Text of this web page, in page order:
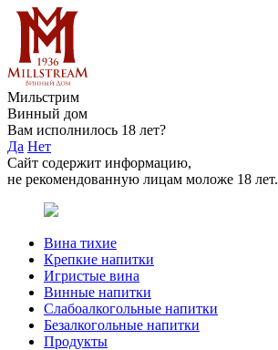
Мильстрим
Винный дом
Вам исполнилось 18 лет?
Да Нет
Сайт содержит информацию,
не рекомендованную лицам моложе 18 лет.
Вина тихие
Крепкие напитки
Игристые вина
Винные напитки
Слабоалкогольные напитки
Безалкогольные напитки
Продукты